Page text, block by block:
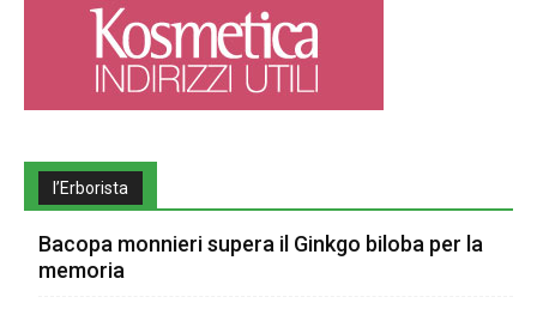
l’Erborista
Bacopa monnieri supera il Ginkgo biloba per la
memoria